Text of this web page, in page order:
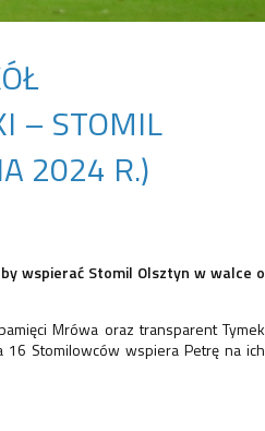
– STOMIL
2024 R.)
wspierać Stomil Olsztyn w walce o
Mrówa oraz transparent Tymek
Stomilowców wspiera Petrę na ich